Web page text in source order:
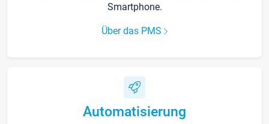
Smartphone.
Über das PMS
Automatisierung